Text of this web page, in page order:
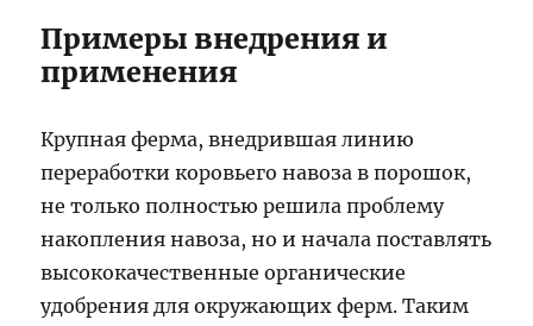
Примеры внедрения и
применения
Крупная ферма, внедрившая линию
переработки коровьего навоза в порошок,
не только полностью решила проблему
накопления навоза, но и начала поставлять
высококачественные органические
удобрения для окружающих ферм. Таким